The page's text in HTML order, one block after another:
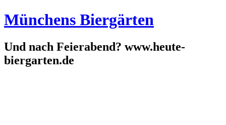
Münchens Biergärten
Und nach Feierabend? www.heute-
biergarten.de